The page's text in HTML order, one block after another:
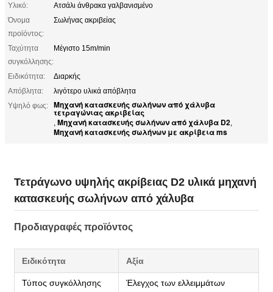
Υλικό:
Ατσάλι άνθρακα γαλβανισμένο
Όνομα
προϊόντος:
Σωλήνας ακριβείας
Ταχύτητα
συγκόλλησης:
Μέγιστο 15m/min
Ειδικότητα:
Διαρκής
Απόβλητα:
λιγότερο υλικά απόβλητα
Υψηλό φως:
Μηχανή κατασκευής σωλήνων από χάλυβα
τετραγώνιας ακριβείας
, Μηχανή κατασκευής σωλήνων από χάλυβα D2,
Μηχανή κατασκευής σωλήνων με ακρίβεια ms
Τετράγωνο υψηλής ακρίβειας D2 υλικά μηχανή
κατασκευής σωλήνων από χάλυβα
Προδιαγραφές προϊόντος
Ειδικότητα Αξία
Τύπος συγκόλλησης Έλεγχος των ελλειμμάτων